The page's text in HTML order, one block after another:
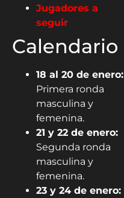
Jugadores a
seguir
Calendario
18 al 20 de enero:
Primera ronda
masculina y
femenina.
21 y 22 de enero:
Segunda ronda
masculina y
femenina.
23 y 24 de enero: